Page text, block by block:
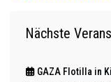
Nächste
GAZA Flotilla in